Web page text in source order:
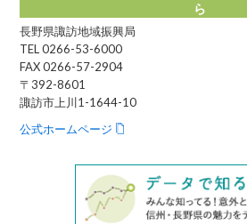
ら
長野県諏訪地域振興局
TEL 0266-53-6000
FAX 0266-57-2904
〒392-8601
諏訪市上川1-1644-10
公式ホームページ